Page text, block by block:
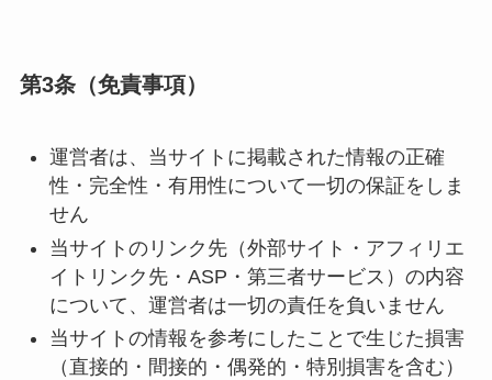
第3条（免責事項）
運営者は、当サイトに掲載された情報の正確
性・完全性・有用性について一切の保証をしま
せん
当サイトのリンク先（外部サイト・アフィリエ
イトリンク先・ASP・第三者サービス）の内容
について、運営者は一切の責任を負いません
当サイトの情報を参考にしたことで生じた損害
（直接的・間接的・偶発的・特別損害を含む）